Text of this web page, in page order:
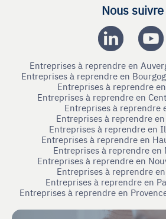
Nous suivre
Entreprises à reprendre en
Entreprises à reprendre en
Entreprises à reprendre
Entreprises à reprendre en
Entreprises à reprendre
Entreprises à reprendre
Entreprises à reprendre en
Entreprises à reprendre en
Entreprises à reprendre en
Entreprises à reprendre en
Entreprises à reprendre
Entreprises à reprendre en
Entreprises à reprendre en